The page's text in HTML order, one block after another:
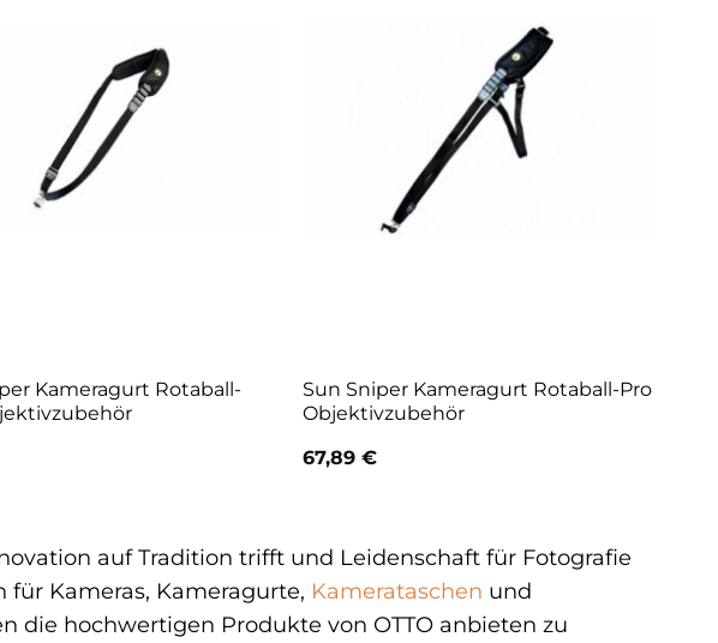
Kameragurt Rotaball-
Sun Sniper Kameragurt Rotaball-Pro
Objektivzubehör
67,89 €
auf Tradition trifft und Leidenschaft für Fotografie
Kameras, Kameragurte, Kamerataschen und
die hochwertigen Produkte von OTTO anbieten zu